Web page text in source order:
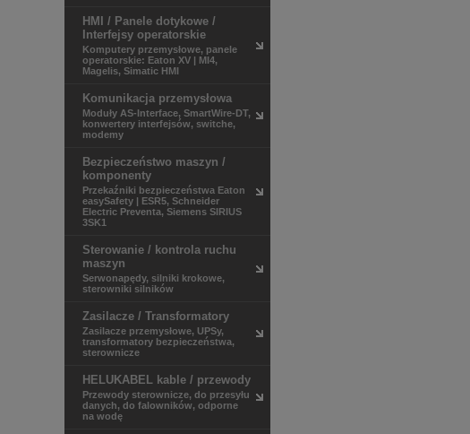
HMI / Panele dotykowe /
Interfejsy operatorskie
Komputery przemysłowe, panele
operatorskie: Eaton XV | MI4,
Magelis, Simatic HMI
Komunikacja przemysłowa
Moduły AS-Interface, SmartWire-DT,
konwertery interfejsów, switche,
modemy
Bezpieczeństwo maszyn /
komponenty
Przekaźniki bezpieczeństwa Eaton
easySafety | ESR5, Schneider
Electric Preventa, Siemens SIRIUS
3SK1
Sterowanie / kontrola ruchu
maszyn
Serwonapędy, silniki krokowe,
sterowniki silników
Zasilacze / Transformatory
Zasilacze przemysłowe, UPSy,
transformatory bezpieczeństwa,
sterownicze
HELUKABEL kable / przewody
Przewody sterownicze, do przesyłu
danych, do falowników, odporne
na wodę